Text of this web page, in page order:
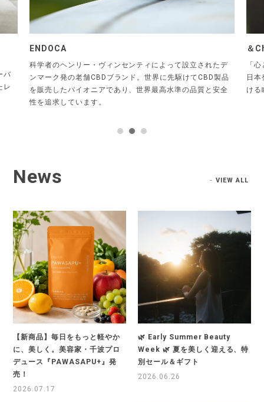
品
全
＆Chilling
「心と体をゆるめ、自然体の自分に戻る時間」を提案する
日本発のメンタルウェルネスブランドです。“ほっと一息つ
ける瞬間”を届けることを目的に誕生しました。
X
オ
ッ
News VIEW ALL
【新商品】毎日をもっと軽やか
に、美しく。美容家・千波プロ
デュース『PAWASAPU+』発
売！
2026.07.17
🌿 Early Summer Beauty
Week 🌿 夏を美しく迎える、特
別セール＆ギフト
2026.06.26